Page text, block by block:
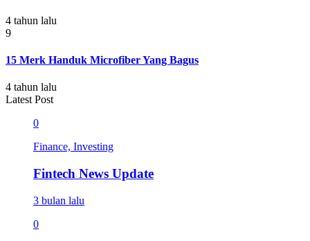
4 tahun lalu
9
15 Merk Handuk Microfiber Yang Bagus
4 tahun lalu
Latest Post
0
Finance, Investing
Fintech News Update
3 bulan lalu
0